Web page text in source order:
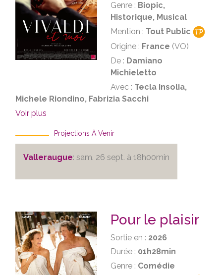
Genre : Biopic,
Historique, Musical
Mention : Tout Public
Origine : France (VO)
De : Damiano
Michieletto
Avec : Tecla Insolia,
Michele Riondino, Fabrizia Sacchi
Voir plus
Projections À Venir
Valleraugue: sam. 26 sept. à 18h00min
Pour le plaisir
Sortie en : 2026
Durée : 01h28min
Genre : Comédie